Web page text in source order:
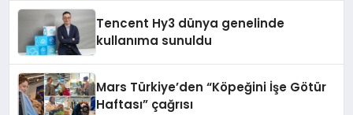
Tencent Hy3 dünya genelinde
kullanıma sunuldu
Mars Türkiye’den “Köpeğini İşe Götür
Haftası” çağrısı